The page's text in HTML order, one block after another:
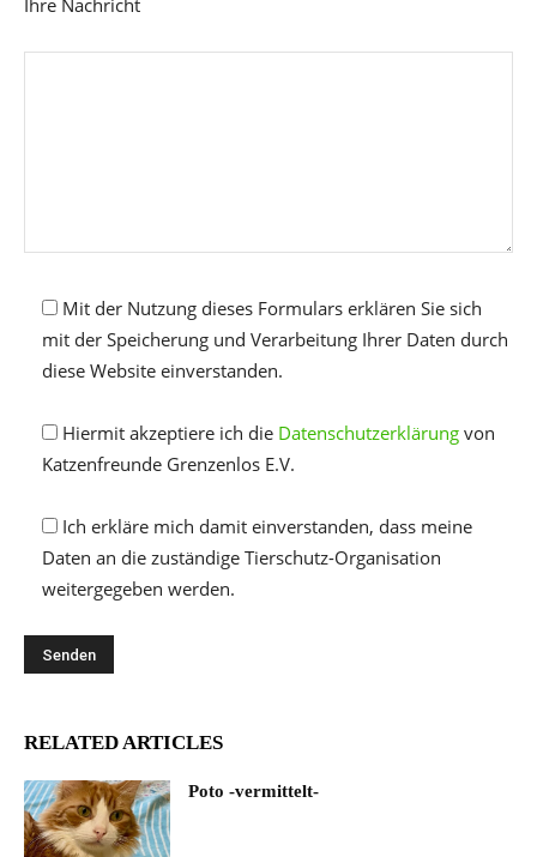
Ihre Nachricht
Mit der Nutzung dieses Formulars erklären Sie sich
mit der Speicherung und Verarbeitung Ihrer Daten durch
diese Website einverstanden.
Hiermit akzeptiere ich die Datenschutzerklärung von
Katzenfreunde Grenzenlos E.V.
Ich erkläre mich damit einverstanden, dass meine
Daten an die zuständige Tierschutz-Organisation
weitergegeben werden.
RELATED ARTICLES
Poto -vermittelt-